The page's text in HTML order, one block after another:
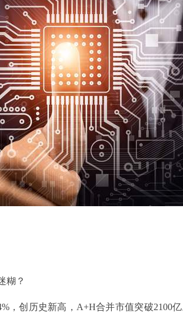
糊？
，创历史新高，A+H合并市值突破2100